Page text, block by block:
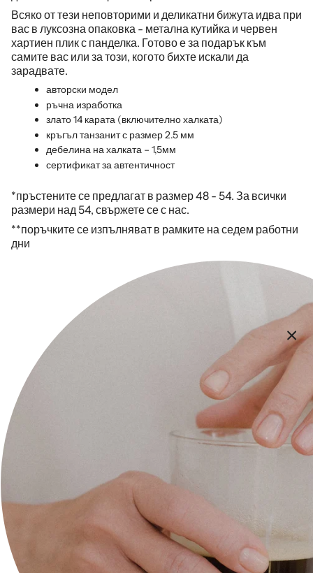
Всяко от тези неповторими и деликатни бижута идва при
вас в луксозна опаковка - метална кутийка и червен
хартиен плик с панделка. Готово е за подарък към
самите вас или за този, когото бихте искали да
зарадвате.
авторски модел
ръчна изработка
злато 14 карата (включително халката)
кръгъл танзанит с размер 2.5 мм
дебелина на халката – 1,5мм
сертификат за автентичност
*пръстените се предлагат в размер 48 - 54. За всички
размери над 54, свържете се с нас.
**поръчките се изпълняват в рамките на седем работни
дни
Помощ и информация
За нас
Контакт
Политика за поверителност
Икономическа обосновка